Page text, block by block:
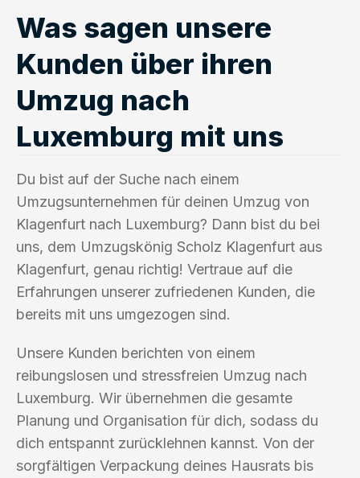
Was sagen unsere
Kunden über ihren
Umzug nach
Luxemburg mit uns
Du bist auf der Suche nach einem
Umzugsunternehmen für deinen Umzug von
Klagenfurt nach Luxemburg? Dann bist du bei
uns, dem Umzugskönig Scholz Klagenfurt aus
Klagenfurt, genau richtig! Vertraue auf die
Erfahrungen unserer zufriedenen Kunden, die
bereits mit uns umgezogen sind.
Unsere Kunden berichten von einem
reibungslosen und stressfreien Umzug nach
Luxemburg. Wir übernehmen die gesamte
Planung und Organisation für dich, sodass du
dich entspannt zurücklehnen kannst. Von der
sorgfältigen Verpackung deines Hausrats bis